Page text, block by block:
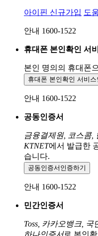
아이핀 신규가입 도
안내 1600-1522
휴대폰 본인확인 서
본인 명의의 휴대폰
휴대폰 본인확인 서비스
안내 1600-1522
공동인증서
금융결제원, 코스콤,
KTNET에서 발급한
습니다.
공동인증서 인증하기
안내 1600-1522
민간인증서
Toss, 카카오뱅크,